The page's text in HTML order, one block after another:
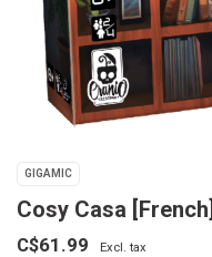
GIGAMIC
Cosy Casa [French]
C$61.99 Excl. tax